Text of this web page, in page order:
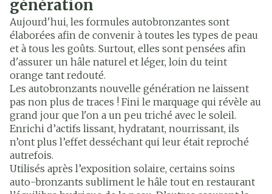
génération
Aujourd'hui, les formules autobronzantes sont
élaborées afin de convenir à toutes les types de peau
et à tous les goûts. Surtout, elles sont pensées afin
d'assurer un hâle naturel et léger, loin du teint
orange tant redouté.
Les autobronzants nouvelle génération ne laissent
pas non plus de traces ! Fini le marquage qui révèle au
grand jour que l'on a un peu triché avec le soleil.
Enrichi d’actifs lissant, hydratant, nourrissant, ils
n’ont plus l’effet desséchant qui leur était reproché
autrefois.
Utilisés après l’exposition solaire, certains soins
auto-bronzants subliment le hâle tout en restaurant